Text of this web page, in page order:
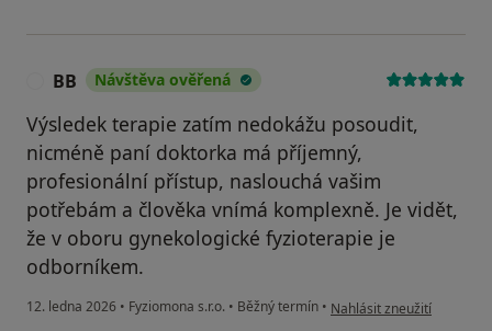
BB Návštěva ověřená
Výsledek terapie zatím nedokážu posoudit,
nicméně paní doktorka má příjemný,
profesionální přístup, naslouchá vašim
potřebám a člověka vnímá komplexně. Je vidět,
že v oboru gynekologické fyzioterapie je
odborníkem.
12. ledna 2026 • Fyziomona s.r.o. • Běžný termín • podle názoru uživatele BB
Nahlásit zneužití